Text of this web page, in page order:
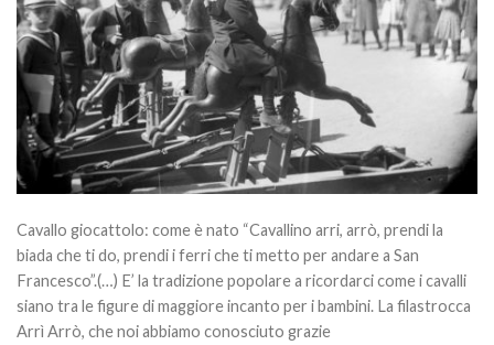
Cavallo giocattolo: come è nato “Cavallino arri, arrò, prendi la
biada che ti do, prendi i ferri che ti metto per andare a San
Francesco”.(…) E’ la tradizione popolare a ricordarci come i cavalli
siano tra le figure di maggiore incanto per i bambini. La filastrocca
Arrì Arrò, che noi abbiamo conosciuto grazie